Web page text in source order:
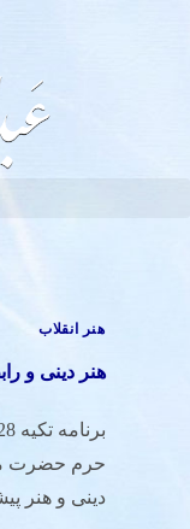
هنر انقلاب
هنر دینی و
حرم حضرت
دینی و هنر